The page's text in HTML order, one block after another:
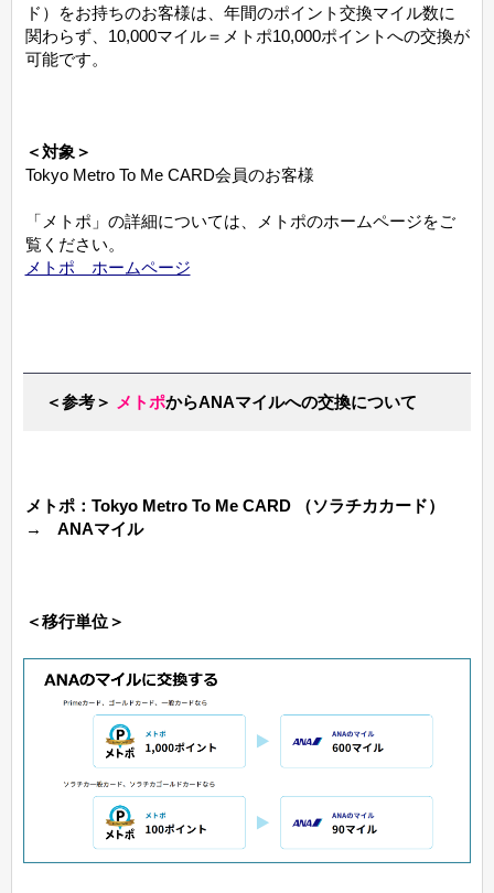
ド）をお持ちのお客様は、年間のポイント交換マイル数に
関わらず、10,000マイル＝メトポ10,000ポイントへの交換が
可能です。
＜対象＞
Tokyo Metro To Me CARD会員のお客様
「メトポ」の詳細については、メトポのホームページをご
覧ください。
メトポ ホームページ
＜参考＞ メトポからANAマイルへの交換について
メトポ：Tokyo Metro To Me CARD （ソラチカカード）
→ ANAマイル
＜移行単位＞